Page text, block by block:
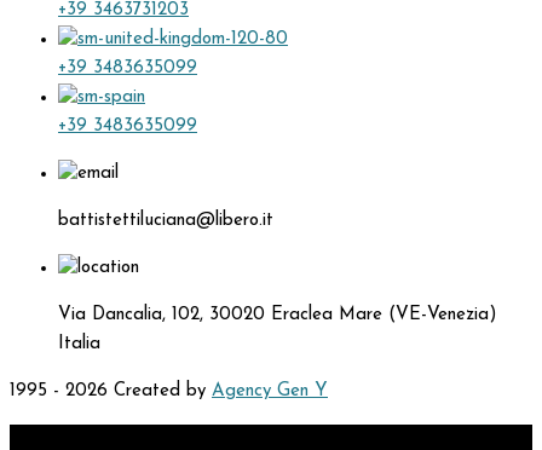
+39 3463731203
+39 3483635099
+39 3483635099
battistettiluciana@libero.it
Via Dancalia, 102, 30020 Eraclea Mare (VE-Venezia)
Italia
1995 - 2026 Created by Agency Gen Y